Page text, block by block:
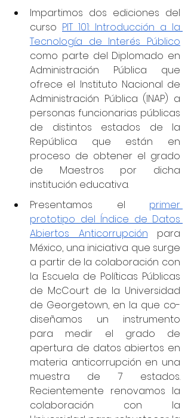
Impartimos dos ediciones del
curso PIT 101: Introducción a la
Tecnología de Interés Público
como parte del Diplomado en
Administración Pública que
ofrece el Instituto Nacional de
Administración Pública (INAP) a
personas funcionarias públicas
de distintos estados de la
República que están en
proceso de obtener el grado
de Maestros por dicha
institución educativa.
Presentamos el primer
prototipo del Índice de Datos
Abiertos Anticorrupción para
México, una iniciativa que surge
a partir de la colaboración con
la Escuela de Políticas Públicas
de McCourt de la Universidad
de Georgetown, en la que co-
diseñamos un instrumento
para medir el grado de
apertura de datos abiertos en
materia anticorrupción en una
muestra de 7 estados.
Recientemente renovamos la
colaboración con la